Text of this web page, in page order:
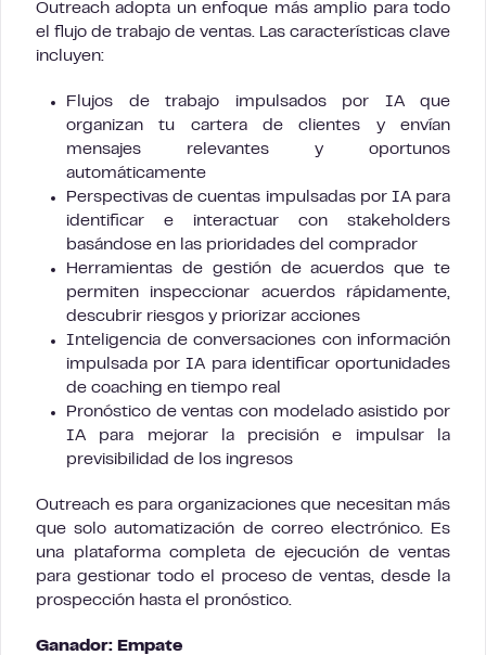
Outreach adopta un enfoque más amplio para todo
el flujo de trabajo de ventas. Las características clave
incluyen:
Flujos de trabajo impulsados por IA que
organizan tu cartera de clientes y envían
mensajes relevantes y oportunos
automáticamente
Perspectivas de cuentas impulsadas por IA para
identificar e interactuar con stakeholders
basándose en las prioridades del comprador
Herramientas de gestión de acuerdos que te
permiten inspeccionar acuerdos rápidamente,
descubrir riesgos y priorizar acciones
Inteligencia de conversaciones con información
impulsada por IA para identificar oportunidades
de coaching en tiempo real
Pronóstico de ventas con modelado asistido por
IA para mejorar la precisión e impulsar la
previsibilidad de los ingresos
Outreach es para organizaciones que necesitan más
que solo automatización de correo electrónico. Es
una plataforma completa de ejecución de ventas
para gestionar todo el proceso de ventas, desde la
prospección hasta el pronóstico.
Ganador: Empate